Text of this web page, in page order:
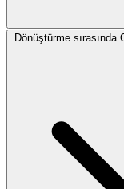
Dönüştürme